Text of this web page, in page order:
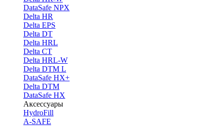
DataSafe NPX
Delta HR
Delta EPS
Delta DT
Delta HRL
Delta CT
Delta HRL-W
Delta DTM L
DataSafe HX+
Delta DTM
DataSafe HX
Аксессуары
HydroFill
A-SAFE